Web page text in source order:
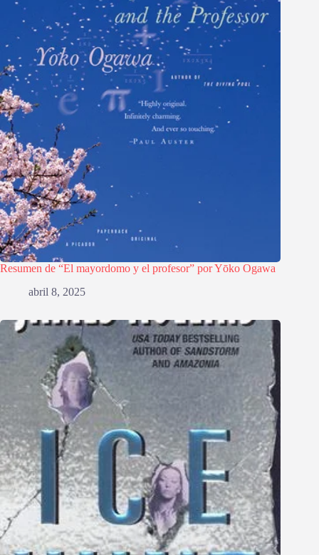
Resumen de “El mayordomo y el profesor” por Yōko Ogawa
abril 8, 2025